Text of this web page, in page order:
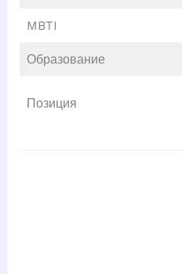
MBTI
Образование
Позиция